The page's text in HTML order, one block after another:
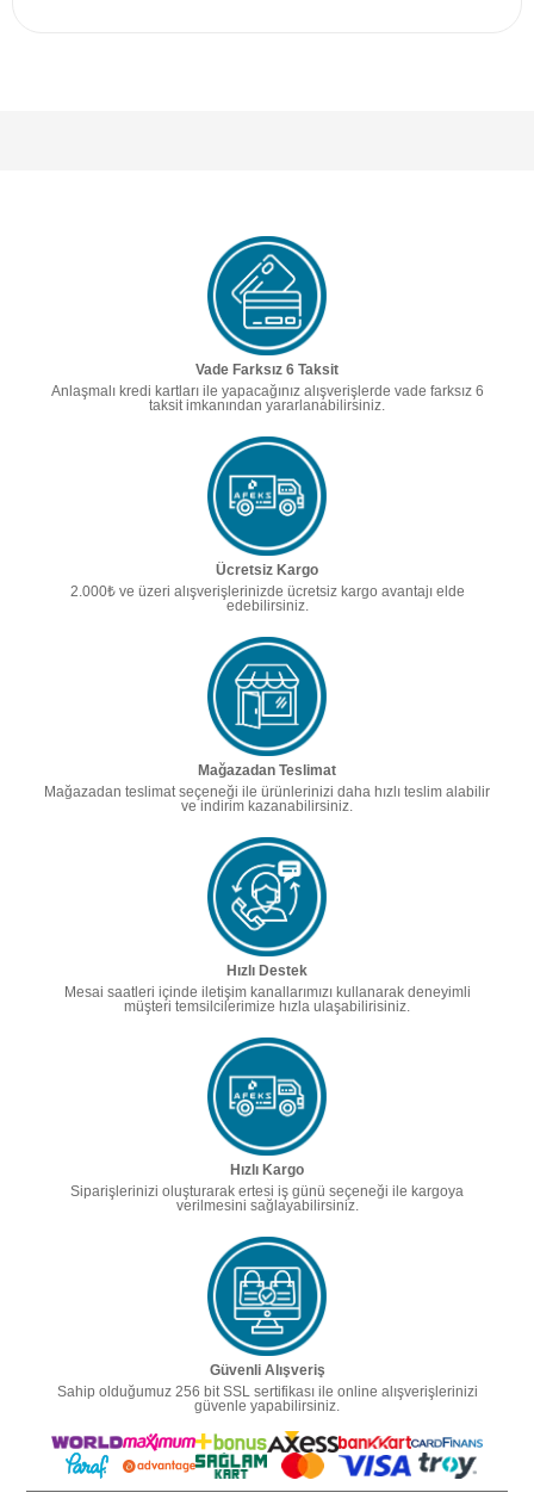
Vade Farksız 6 Taksit
Anlaşmalı kredi kartları ile yapacağınız alışverişlerde vade farksız 6
taksit imkanından yararlanabilirsiniz.
Ücretsiz Kargo
2.000₺ ve üzeri alışverişlerinizde ücretsiz kargo avantajı elde
edebilirsiniz.
Mağazadan Teslimat
Mağazadan teslimat seçeneği ile ürünlerinizi daha hızlı teslim alabilir
ve indirim kazanabilirsiniz.
Hızlı Destek
Mesai saatleri içinde iletişim kanallarımızı kullanarak deneyimli
müşteri temsilcilerimize hızla ulaşabilirisiniz.
Hızlı Kargo
Siparişlerinizi oluşturarak ertesi iş günü seçeneği ile kargoya
verilmesini sağlayabilirsiniz.
Güvenli Alışveriş
Sahip olduğumuz 256 bit SSL sertifikası ile online alışverişlerinizi
güvenle yapabilirsiniz.